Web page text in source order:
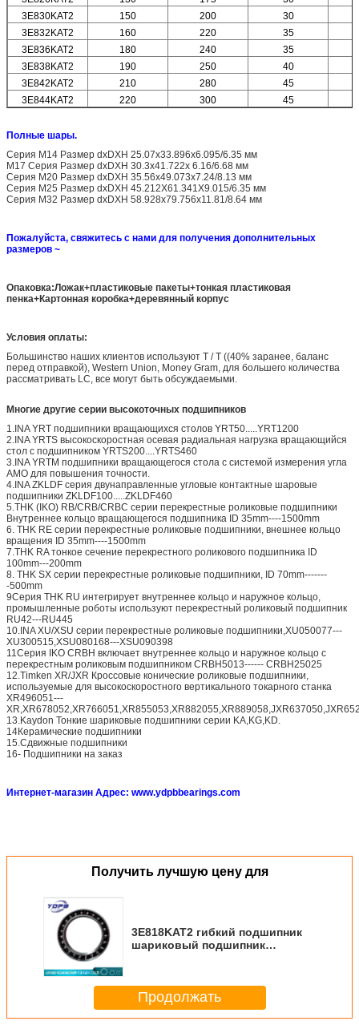
3E830KAT2
150 200
30
3E832KAT2
160 220 35
3E836KAT2
180 240
35
3E838KAT2
190 250
40
3E842KAT2
210 280
45
3E844KAT2
220 300 45
Полные шары.
Серия M14 Размер dxDXH 25.07x33.896x6.095/6.35 мм
M17 Серия Размер dxDXH 30.3x41.722x 6.16/6.68 мм
Серия M20 Размер dxDXH 35.56x49.073x7.24/8.13 мм
Серия M25 Размер dxDXH 45.212X61.341X9.015/6.35 мм
Серия M32 Размер dxDXH 58.928x79.756x11.81/8.64 мм
Пожалуйста, свяжитесь с нами для получения дополнительных
размеров ~
Опаковка:Ложак+пластиковые пакеты+тонкая пластиковая
пенка+Картонная коробка+деревянный корпус
Условия оплаты:
Большинство наших клиентов используют T / T ((40% заранее, баланс
перед отправкой), Western Union, Money Gram, для большего количества
рассматривать LC, все могут быть обсуждаемыми.
Многие другие серии высокоточных подшипников
1.INA YRT подшипники вращающихся столов YRT50.....YRT1200
2.INA YRTS высокоскоростная осевая радиальная нагрузка вращающийся
стол с подшипником YRTS200....YRTS460
3.INA YRTM подшипники вращающегося стола с системой измерения угла
AMO для повышения точности.
4.INA ZKLDF серия двунаправленные угловые контактные шаровые
подшипники ZKLDF100.....ZKLDF460
5.THK (IKO) RB/CRB/CRBC серии перекрестные роликовые подшипники
Внутреннее кольцо вращающегося подшипника ID 35mm----1500mm
6. THK RE серии перекрестные роликовые подшипники, внешнее кольцо
вращения ID 35mm----1500mm
7.THK RA тонкое сечение перекрестного роликового подшипника ID
100mm---200mm
8. THK SX серии перекрестные роликовые подшипники, ID 70mm-------
-500mm
9Серия THK RU интегрирует внутреннее кольцо и наружное кольцо,
промышленные роботы используют перекрестный роликовый подшипник
RU42---RU445
10.INA XU/XSU серии перекрестные роликовые подшипники,XU050077---
XU300515,XSU080168---XSU090398
11Серия IKO CRBH включает внутреннее кольцо и наружное кольцо с
перекрестным роликовым подшипником CRBH5013------ CRBH25025
12.Timken XR/JXR Кроссовые конические роликовые подшипники,
используемые для высокоскоростного вертикального токарного станка
XR496051---
13.Kaydon Тонкие шариковые подшипники серии KA,KG,KD.
14Керамические подшипники
15.Сдвижные подшипники
16- Подшипники на заказ
Интернет-магазин Адрес: www.ydpbbearings.com
Получить лучшую цену для
3E818KAT2 гибкий подшипник
шариковый подшипник
Продолжать